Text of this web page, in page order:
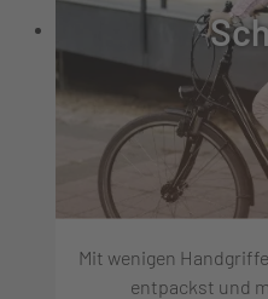
Mit wenigen
entpackst und